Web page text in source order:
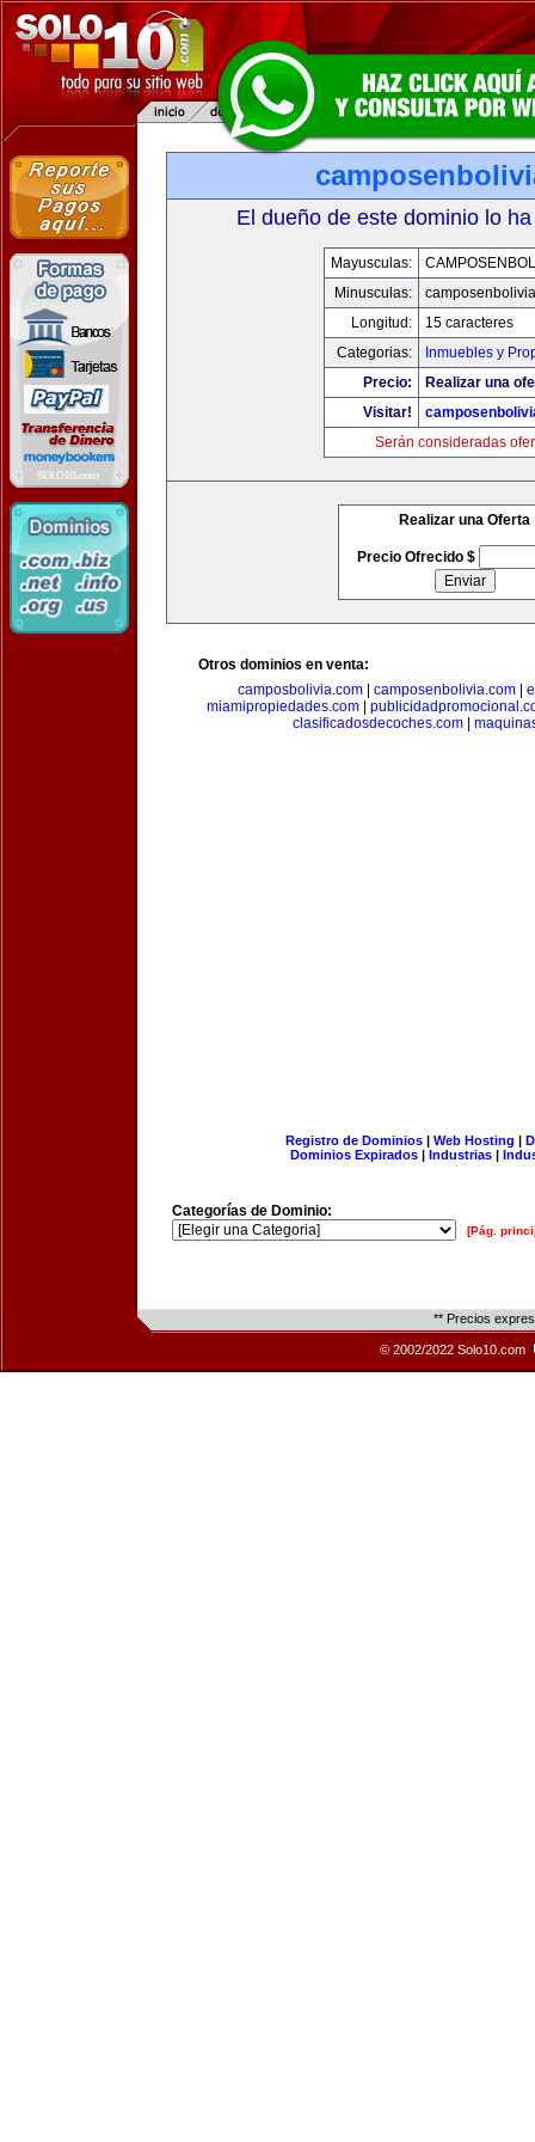
El dueño de este dominio lo
Mayusculas:
Minusculas:
Longitud:
15 caracteres
Categorias:
Inmuebles y
Precio:
Realizar una
Visitar!
Serán consideradas
Realizar una Oferta
Precio Ofrecido $
Otros dominios en venta:
camposbolivia.com| camposenbolivia.com|
miamipropiedades.com
clasificadosdecoches.com
Registro de Dominios| Web Hosting |
Dominios Expirados | Industrias |
Categorías de Dominio:
[Pág.
** Precios
© 2002/2022 Solo10.com